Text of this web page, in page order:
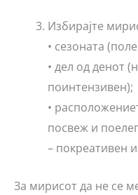
Избирајте
• сезоната
• дел од денот
поинтензивен);
•
посвеж и
– покреативен
За мирисот да не се